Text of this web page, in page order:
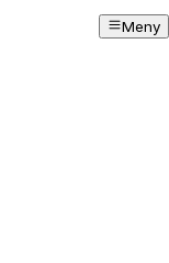
Meny